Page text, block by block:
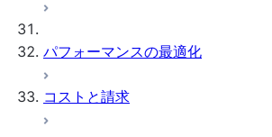
パフォーマンスの最適化
コストと請求